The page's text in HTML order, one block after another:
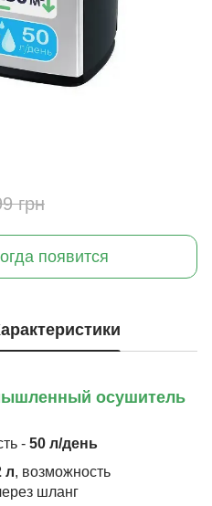
грн
появится
осушитель
- 50 л/день
л, возможность
шланг